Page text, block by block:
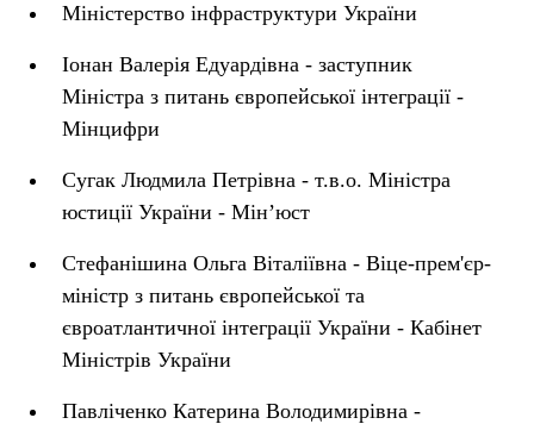
Міністерство інфраструктури України
Іонан Валерія Едуардівна - заступник
Міністра з питань європейської інтеграції -
Мінцифри
Сугак Людмила Петрівна - т.в.о. Міністра
юстиції України - Мін’юст
Стефанішина Ольга Віталіївна - Віце-прем'єр-
міністр з питань європейської та
євроатлантичної інтеграції України - Кабінет
Міністрів України
Павліченко Катерина Володимирівна -